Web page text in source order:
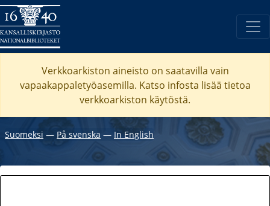
Verkkoarkiston aineisto on saatavilla vain
vapaakappaletyöasemilla. Katso infosta lisää tietoa
verkkoarkiston käytöstä.
Suomeksi ― På svenska ― In English